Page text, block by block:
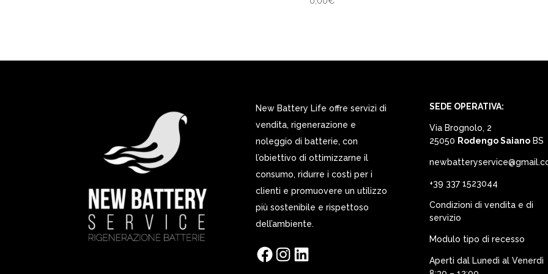
New Battery Life offre servizi di
vendita, rigenerazione e
noleggio di batterie, con
l’obiettivo di ottimizzarne il
consumo, ridurre i costi per i
clienti e promuovere un utilizzo
più sostenibile e rispettoso
dell’ambiente.
FacebookInstagramLinkedIn
SEDE OPERATIVA:
Via Brognolo, 2
25050 Rodengo SaianoBS
+39 337 1523044
Condizioni di vendita e di
servizio
Modulo tipo di recesso
Aperti dal Lunedì al Venerdì